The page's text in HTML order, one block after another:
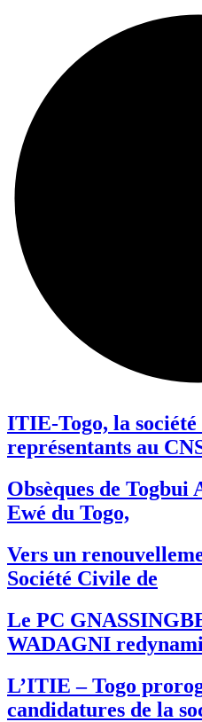
ITIE-Togo, la société
représentants au
Obsèques de
Ewé du Togo,
Vers un
Société Civile de
Le PC
WADAGNI
L’ITIE – Togo
candidatures de la